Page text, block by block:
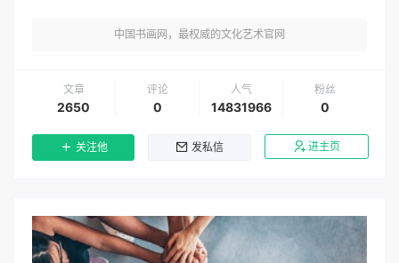
中国书画网，最权威的文化艺术官网
文章
2650
评论
0
人气
14831966
粉丝
0
关注他 发私信 进主页